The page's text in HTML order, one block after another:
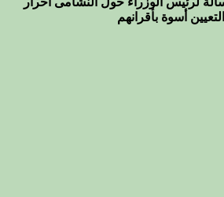
أسوة بأقرانهم